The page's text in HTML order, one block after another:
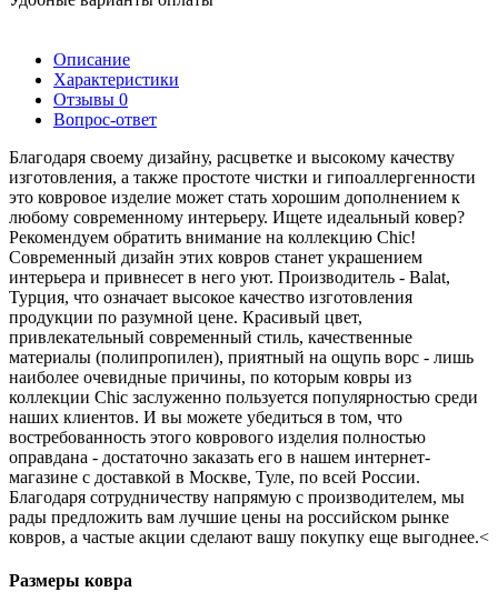
Описание
Характеристики
Отзывы 0
Вопрос-ответ
Благодаря своему дизайну, расцветке и высокому качеству
изготовления, а также простоте чистки и гипоаллергенности
это ковровое изделие может стать хорошим дополнением к
любому современному интерьеру. Ищете идеальный ковер?
Рекомендуем обратить внимание на коллекцию Chic!
Современный дизайн этих ковров станет украшением
интерьера и привнесет в него уют. Производитель - Balat,
Турция, что означает высокое качество изготовления
продукции по разумной цене. Красивый цвет,
привлекательный современный стиль, качественные
материалы (полипропилен), приятный на ощупь ворс - лишь
наиболее очевидные причины, по которым ковры из
коллекции Chic заслуженно пользуется популярностью среди
наших клиентов. И вы можете убедиться в том, что
востребованность этого коврового изделия полностью
оправдана - достаточно заказать его в нашем интернет-
магазине с доставкой в Москве, Туле, по всей России.
Благодаря сотрудничеству напрямую с производителем, мы
рады предложить вам лучшие цены на российском рынке
ковров, а частые акции сделают вашу покупку еще выгоднее.<
Размеры ковра